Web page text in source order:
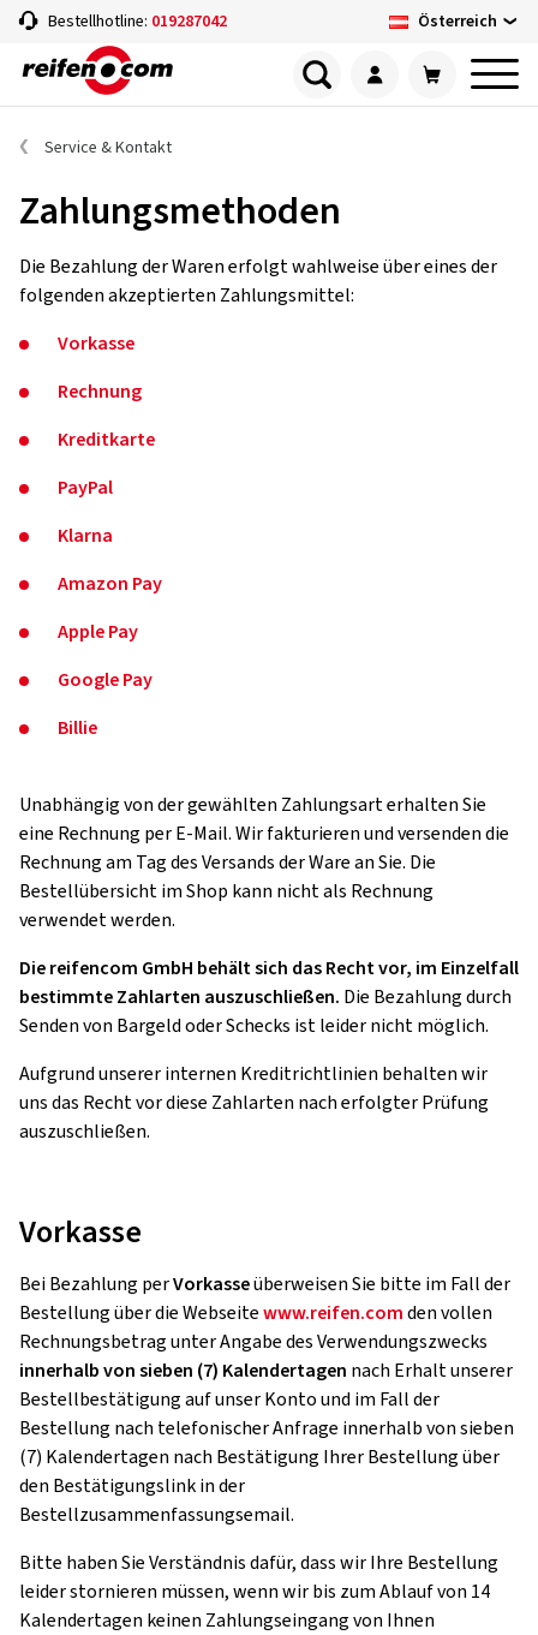
Bestellhotline: 019287042 Österreich
Service & Kontakt
Zahlungsmethoden
Die Bezahlung der Waren erfolgt wahlweise über eines der
folgenden akzeptierten Zahlungsmittel:
Vorkasse
Rechnung
Kreditkarte
PayPal
Klarna
Amazon Pay
Apple Pay
Google Pay
Billie
Unabhängig von der gewählten Zahlungsart erhalten Sie
eine Rechnung per E-Mail. Wir fakturieren und versenden die
Rechnung am Tag des Versands der Ware an Sie. Die
Bestellübersicht im Shop kann nicht als Rechnung
verwendet werden.
Die reifencom GmbH behält sich das Recht vor, im Einzelfall
bestimmte Zahlarten auszuschließen. Die Bezahlung durch
Senden von Bargeld oder Schecks ist leider nicht möglich.
Aufgrund unserer internen Kreditrichtlinien behalten wir
uns das Recht vor diese Zahlarten nach erfolgter Prüfung
auszuschließen.
Vorkasse
Bei Bezahlung perVorkasseüberweisen Sie bitte im Fall der
Bestellung über die Webseitewww.reifen.comden vollen
Rechnungsbetrag unter Angabe des Verwendungszwecks
innerhalb von sieben (7) Kalendertagen nach Erhalt unserer
Bestellbestätigung auf unser Konto und im Fall der
Bestellung nach telefonischer Anfrage innerhalb von sieben
(7) Kalendertagen nach Bestätigung Ihrer Bestellung über
den Bestätigungslink in der
Bestellzusammenfassungsemail.
Bitte haben Sie Verständnis dafür, dass wir Ihre Bestellung
leider stornieren müssen, wenn wir bis zum Ablauf von 14
Kalendertagen keinen Zahlungseingang von Ihnen